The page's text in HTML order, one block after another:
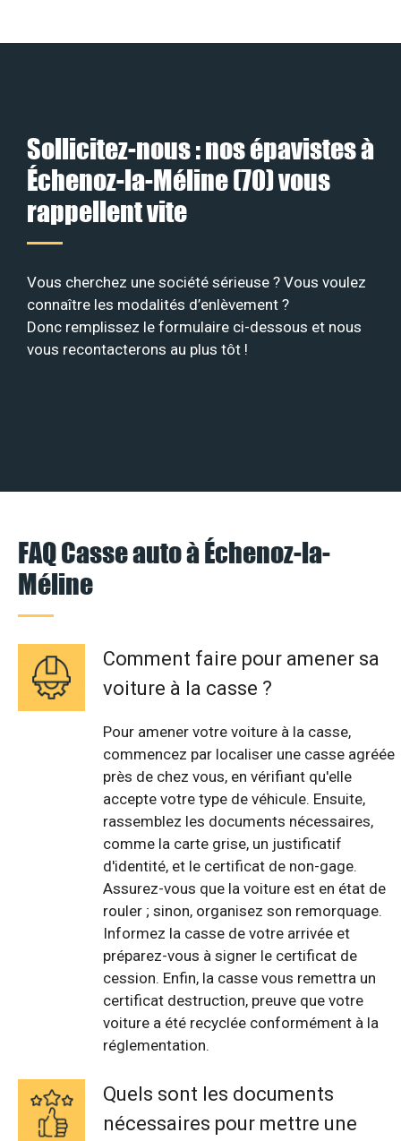
Sollicitez-nous : nos épavistes à
Échenoz-la-Méline (70) vous
rappellent vite
Vous cherchez une société sérieuse ? Vous voulez
connaître les modalités d’enlèvement ?
Donc remplissez le formulaire ci-dessous et nous
vous recontacterons au plus tôt !
FAQ Casse auto à Échenoz-la-
Méline
Comment faire pour amener sa
voiture à la casse ?
Pour amener votre voiture à la casse,
commencez par localiser une casse agréée
près de chez vous, en vérifiant qu'elle
accepte votre type de véhicule. Ensuite,
rassemblez les documents nécessaires,
comme la carte grise, un justificatif
d'identité, et le certificat de non-gage.
Assurez-vous que la voiture est en état de
rouler ; sinon, organisez son remorquage.
Informez la casse de votre arrivée et
préparez-vous à signer le certificat de
cession. Enfin, la casse vous remettra un
certificat destruction, preuve que votre
voiture a été recyclée conformément à la
réglementation.
Quels sont les documents
nécessaires pour mettre une